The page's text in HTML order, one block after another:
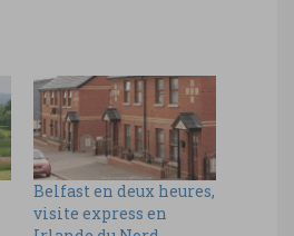
Belfast en deux heures,
visite express en